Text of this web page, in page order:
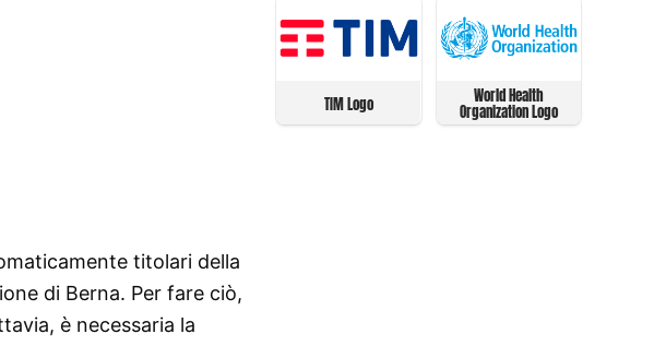
titolari della
di Berna. Per fare ciò,
è necessaria la
TIM Logo World Health
Organization Logo